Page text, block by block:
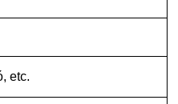
etc.